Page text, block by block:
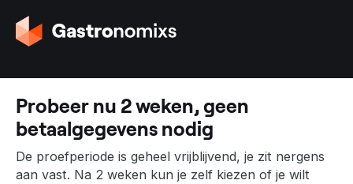
G
a
a
a
r
d
e
h
Probeer nu 2 weken, geen
betaalgegevens nodig
De proefperiode is geheel vrijblijvend, je zit nergens
aan vast. Na 2 weken kun je zelf kiezen of je wilt